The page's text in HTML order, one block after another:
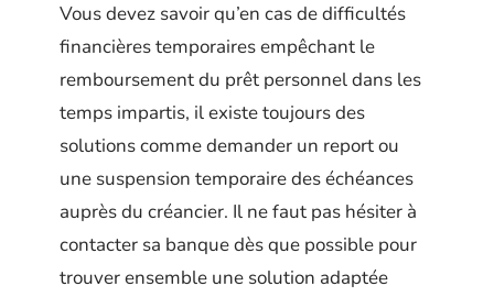
Vous devez savoir qu’en cas de difficultés
financières temporaires empêchant le
remboursement du prêt personnel dans les
temps impartis, il existe toujours des
solutions comme demander un report ou
une suspension temporaire des échéances
auprès du créancier. Il ne faut pas hésiter à
contacter sa banque dès que possible pour
trouver ensemble une solution adaptée